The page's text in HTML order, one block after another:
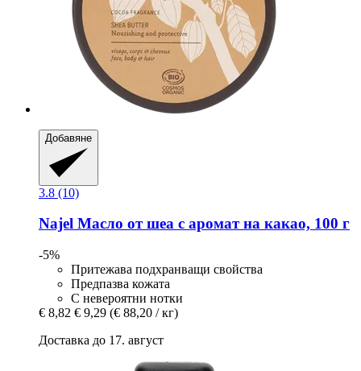
Добавяне
3.8 (10)
Najel Масло от шеа с аромат на какао, 100 г
-5%
Притежава подхранващи свойства
Предпазва кожата
С невероятни нотки
€ 8,82 € 9,29 (€ 88,20 / кг)
Доставка до 17. август